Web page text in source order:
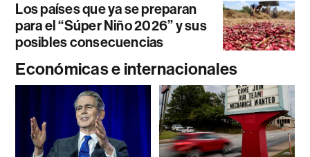
Los países que ya se preparan
para el “Súper Niño 2026” y sus
posibles consecuencias
Económicas e internacionales